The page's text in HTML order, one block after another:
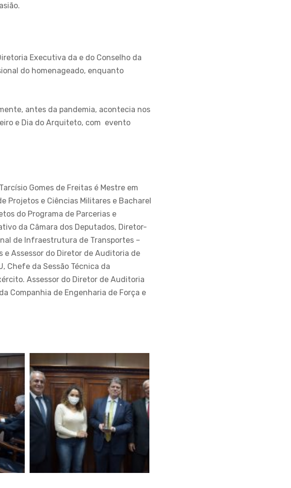
Executiva da e do Conselho da
do homenageado, enquanto
antes da pandemia, acontecia nos
e Dia do Arquiteto, com evento
Gomes de Freitas é Mestre em
Projetos e Ciências Militares e Bacharel
do Programa de Parcerias e
da Câmara dos Deputados, Diretor-
de Infraestrutura de Transportes –
e Assessor do Diretor de Auditoria de
Chefe da Sessão Técnica da
Assessor do Diretor de Auditoria
Companhia de Engenharia de Força e